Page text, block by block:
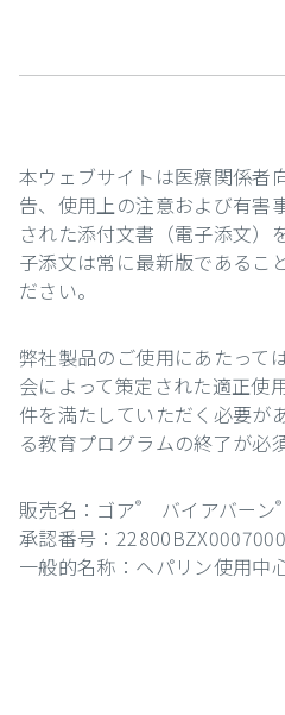
本ウェブサイトは医療関係者
告、使用上の注意および有害
された添付文書（電子添文）
子添文は常に最新版であること
ださい。
弊社製品のご使用にあたって
会によって策定された適正使
件を満たしていただく必要が
る教育プログラムの終了が必
販売名：ゴア® バイアバーン®
承認番号：
一般的名称：ヘパリン使用中